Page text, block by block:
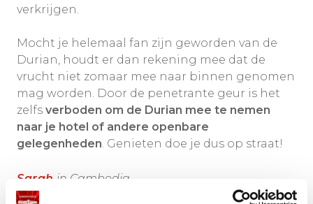
verkrijgen.
Mocht je helemaal fan zijn geworden van de
Durian, houdt er dan rekening mee dat de
vrucht niet zomaar mee naar binnen genomen
mag worden. Door de penetrante geur is het
zelfs verboden om de Durian mee te nemen
naar je hotel of andere openbare
gelegenheden . Genieten doe je dus op straat!
Sarah in Cambodja